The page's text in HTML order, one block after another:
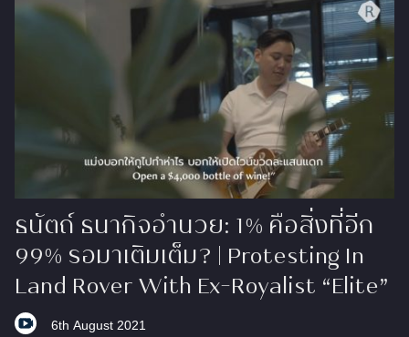
ธนัตถ์ ธนากิจอำนวย: 1% คือสิ่งที่อีก
99% รอมาเติมเต็ม? | Protesting In
Land Rover With Ex-Royalist “Elite”
6th August 2021